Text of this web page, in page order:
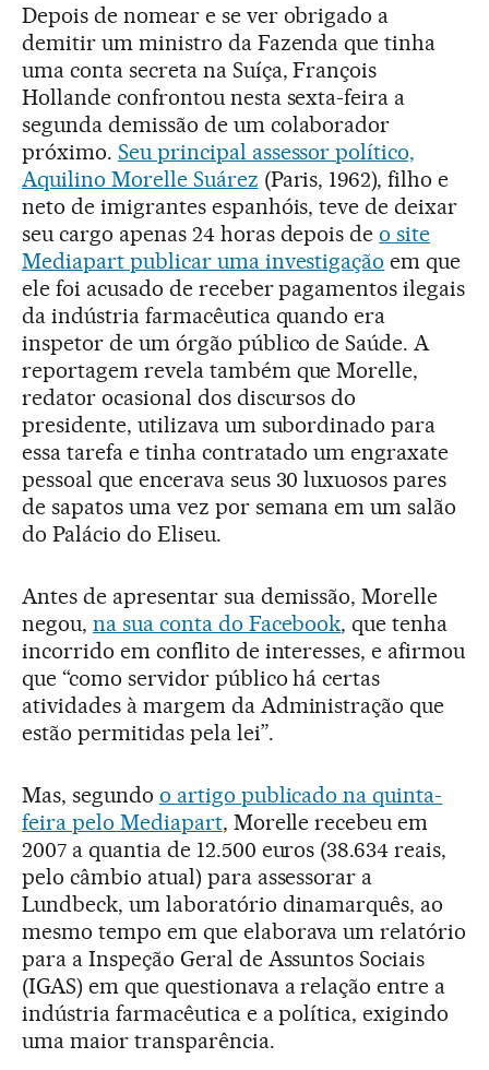
Depois de nomear e se ver obrigado a
demitir um ministro da Fazenda que tinha
uma conta secreta na Suíça, François
Hollande confrontou nesta sexta-feira a
segunda demissão de um colaborador
próximo. Seu principal assessor político,
Aquilino Morelle Suárez (Paris, 1962), filho e
neto de imigrantes espanhóis, teve de deixar
seu cargo apenas 24 horas depois deo site
Mediapart publicar uma investigação em que
ele foi acusado de receber pagamentos ilegais
da indústria farmacêutica quando era
inspetor de um órgão público de Saúde. A
reportagem revela também que Morelle,
redator ocasional dos discursos do
presidente, utilizava um subordinado para
essa tarefa e tinha contratado um engraxate
pessoal que encerava seus 30 luxuosos pares
de sapatos uma vez por semana em um salão
do Palácio do Eliseu.
Antes de apresentar sua demissão, Morelle
negou, na sua conta do Facebook, que tenha
incorrido em conflito de interesses, e afirmou
que “como servidor público há certas
atividades à margem da Administração que
estão permitidas pela lei”.
Mas, segundo o artigo publicado na quinta-
feira pelo Mediapart, Morelle recebeu em
2007 a quantia de 12.500 euros (38.634 reais,
pelo câmbio atual) para assessorar a
Lundbeck, um laboratório dinamarquês, ao
mesmo tempo em que elaborava um relatório
para a Inspeção Geral de Assuntos Sociais
(IGAS) em que questionava a relação entre a
indústria farmacêutica e a política, exigindo
uma maior transparência.